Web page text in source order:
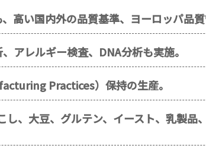
高い国内外の品質基準、ヨーロッパ品質
アレルギー検査、DNA分析も実施。
Practices）保持の生産。
し、大豆、グルテン、イースト、乳製